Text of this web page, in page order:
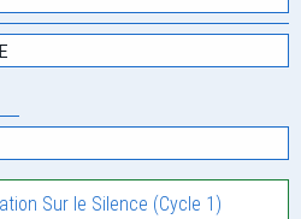
Sur le Silence (Cycle 1)